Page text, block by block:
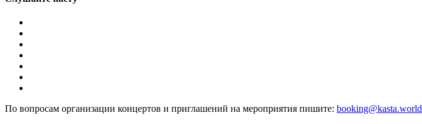
По вопросам организации концертов и приглашений на мероприятия пишите: booking@kasta.world